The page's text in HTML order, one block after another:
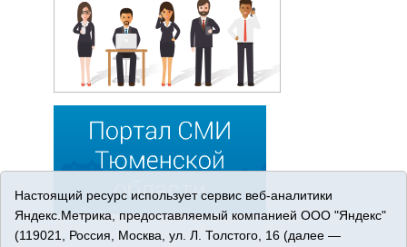
Настоящий ресурс использует сервис веб-аналитики
Яндекс.Метрика, предоставляемый компанией ООО "Яндекс"
(119021, Россия, Москва, ул. Л. Толстого, 16 (далее —